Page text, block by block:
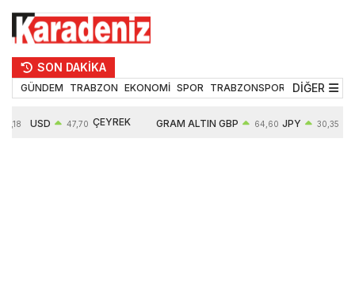
SON DAKİKA
GÜNDEM TRABZON EKONOMİ SPOR TRABZONSPOR TEKNOLOJİ
DİĞER
USD 47,70 ÇEYREK GRAM ALTIN GBP 64,60 JPY 30,35